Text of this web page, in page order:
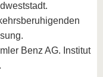
Benz AG. Institut